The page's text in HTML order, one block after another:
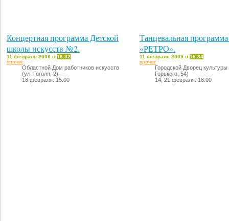
Концертная программа Детской
школы искусств №2.
11 февраля 2009 в 16:32
прочее
Областной Дом работников искусств
(ул. Гоголя, 2)
18 февраля: 15.00
Танцевальная
«РЕТРО».
11 февраля 2009 в 16:34
прочее
Городской Дворец культуры
Горького, 54)
14, 21 февраля: 18.00